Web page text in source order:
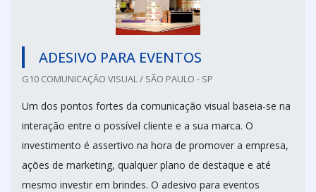
ADESIVO PARA EVENTOS
G10 COMUNICAÇÃO VISUAL / SÃO PAULO - SP
Um dos pontos fortes da comunicação visual baseia-se na
interação entre o possível cliente e a sua marca. O
investimento é assertivo na hora de promover a empresa,
ações de marketing, qualquer plano de destaque e até
mesmo investir em brindes. O adesivo para eventos